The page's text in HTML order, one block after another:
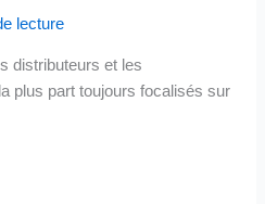
lecture
distributeurs et les
plus part toujours focalisés sur